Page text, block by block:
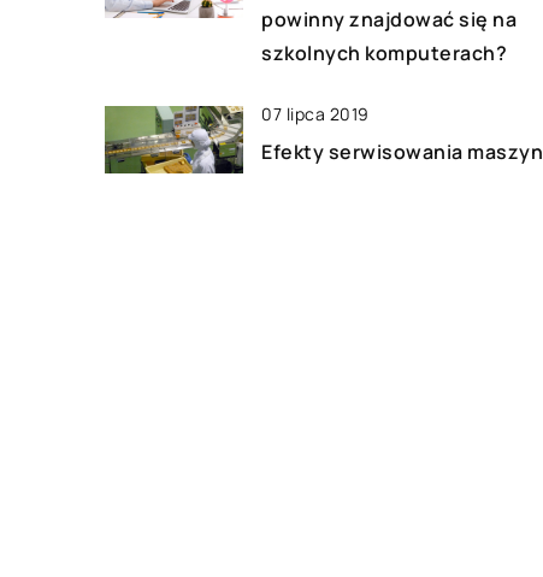
powinny znajdować się na
szkolnych komputerach?
07 lipca 2019
Efekty serwisowania maszyn